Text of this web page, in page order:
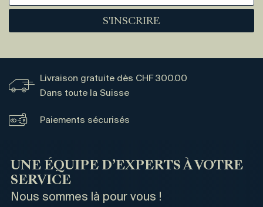
S'INSCRIRE
Livraison gratuite dès CHF 300.00
Dans toute la Suisse
Paiements sécurisés
UNE ÉQUIPE D’EXPERTS À VOTRE
SERVICE
Nous sommes là pour vous !